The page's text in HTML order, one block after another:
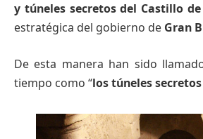
y túneles secretos del Castillo
estratégica del gobierno de Gran
De esta manera han sido
tiempo como “lostúneles